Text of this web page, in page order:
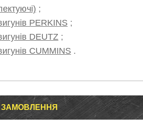
;
PERKINS ;
DEUTZ ;
CUMMINS .
ЗАМОВЛЕННЯ